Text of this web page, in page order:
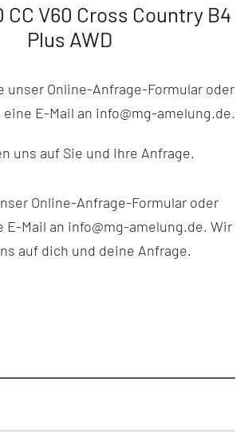
CC V60 Cross Country B4
Plus AWD
unser Online-Anfrage-Formular oder
E-Mail an info@mg-amelung.de.
uns auf Sie und Ihre Anfrage.
Online-Anfrage-Formular oder
E-Mail an info@mg-amelung.de. Wir
auf dich und deine Anfrage.